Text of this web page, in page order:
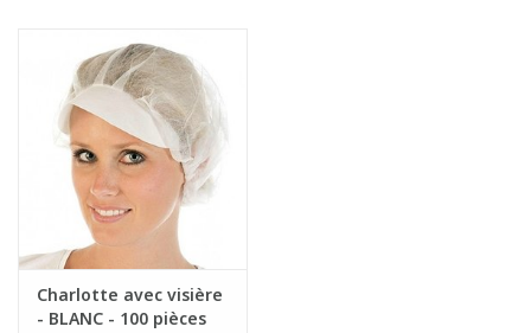
Charlotte avec visière
- BLANC - 100 pièces